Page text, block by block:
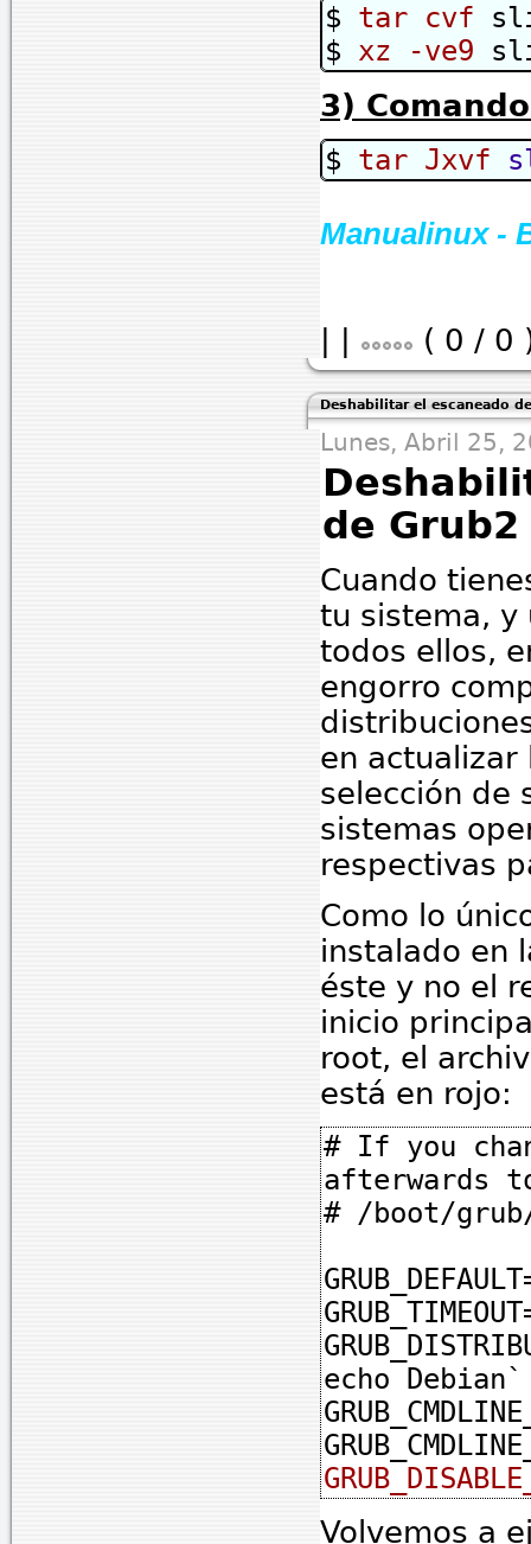
$ tar cvf
$ xz -ve9
3)
$ tar Jxvf
Manualinux -
( 0 / 0
Deshabilitar el escaneado
Lunes, Abril 25,
de Grub2
Cuando
tu sistema, y
todos ellos,
engorro
en actualizar
selección de
sistemas
respectivas
Como lo
instalado en
éste y no el
inicio
root, el
está en rojo:
# If you
afterwards
# /boot/
echo Debian`
Volvemos a